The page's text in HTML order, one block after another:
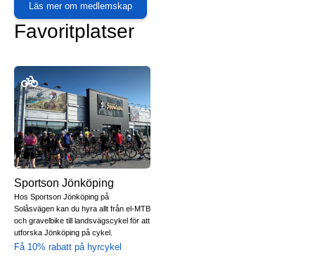
Läs mer om medlemskap
Favoritplatser
Sportson Jönköping
Hos Sportson Jönköping på
Solåsvägen kan du hyra allt från el-MTB
och gravelbike till landsvägscykel för att
utforska Jönköping på cykel.
Få 10% rabatt på hyrcykel